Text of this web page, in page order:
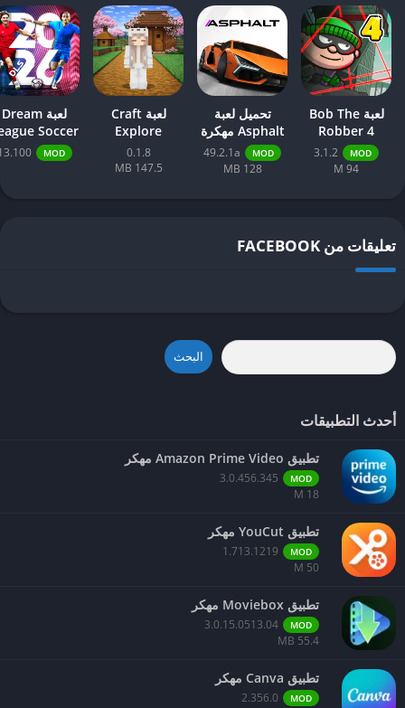
لعبة Bob The
Robber 4
مهكرةMOD
3.1.2
94 M
تحميل لعبة
Asphalt مهكرة
MOD
49.2.1a
128 MB
لعبة Craft
Explore
0.1.8
147.5 MB
لعبة Dream
Soccer
2026 مهكرة
MOD
تعليقات من FACEBOOK
البحث
أحدث التطبيقات
تطبيق Amazon Prime Video مهكر
MOD
3.0.456.345
18 M
تطبيق YouCut مهكر
MOD
1.713.1219
50 M
تطبيق Moviebox مهكر
MOD
3.0.15.0513.04
55.4 MB
تطبيق Canva مهكر
MOD
2.356.0